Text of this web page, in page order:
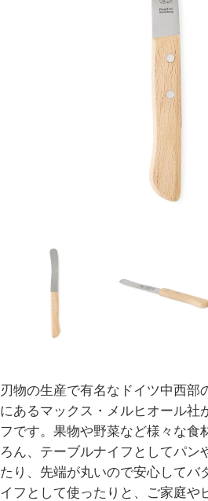
刃物の生産で有名なドイツ中西部
にあるマックス・メルヒオール社
フです。果物や野菜など様々な食
ろん、テーブルナイフとしてパン
たり、先端が丸いので安心してバ
イフとして使ったりと、ご家庭や